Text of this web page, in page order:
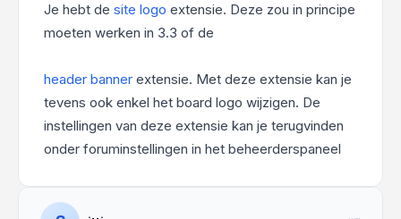
Je hebt de site logo extensie. Deze zou in principe
moeten werken in 3.3 of de
header banner extensie. Met deze extensie kan je
tevens ook enkel het board logo wijzigen. De
instellingen van deze extensie kan je terugvinden
onder foruminstellingen in het beheerderspaneel